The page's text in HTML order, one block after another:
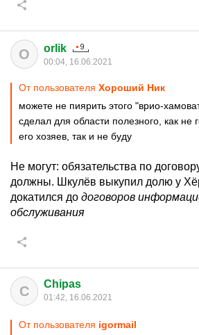
O orlik
00:04, 16.06.2021
От пользователя Хороший Ник
можете не пиярить этого "врио-
сделал для области полезного, как не
его хозяев, так и не буду
Не могут: обязательства по
должны. Шкулёв выкупил долю у
докатился до договоров
обслуживания
C Chipas
01:42, 16.06.2021
От пользователя igormail